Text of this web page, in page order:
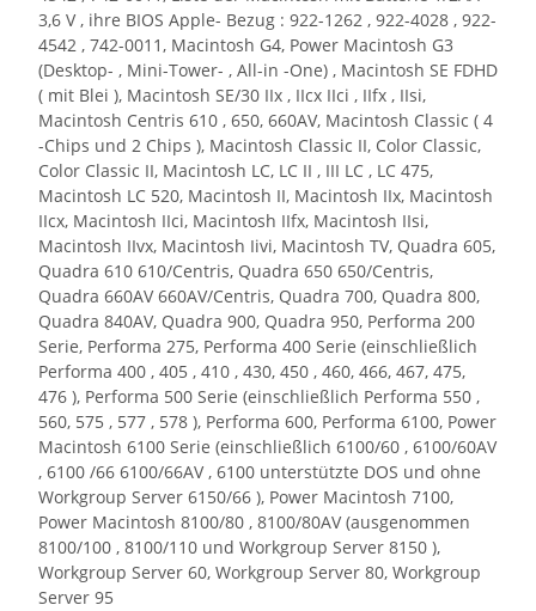
3,6 V , ihre BIOS Apple- Bezug : 922-1262 , 922-4028 , 922-
4542 , 742-0011, Macintosh G4, Power Macintosh G3
(Desktop- , Mini-Tower- , All-in -One) , Macintosh SE FDHD
( mit Blei ), Macintosh SE/30 IIx , IIcx IIci , IIfx , IIsi,
Macintosh Centris 610 , 650, 660AV, Macintosh Classic ( 4
-Chips und 2 Chips ), Macintosh Classic II, Color Classic,
Color Classic II, Macintosh LC, LC II , III LC , LC 475,
Macintosh LC 520, Macintosh II, Macintosh IIx, Macintosh
IIcx, Macintosh IIci, Macintosh IIfx, Macintosh IIsi,
Macintosh IIvx, Macintosh Iivi, Macintosh TV, Quadra 605,
Quadra 610 610/Centris, Quadra 650 650/Centris,
Quadra 660AV 660AV/Centris, Quadra 700, Quadra 800,
Quadra 840AV, Quadra 900, Quadra 950, Performa 200
Serie, Performa 275, Performa 400 Serie (einschließlich
Performa 400 , 405 , 410 , 430, 450 , 460, 466, 467, 475,
476 ), Performa 500 Serie (einschließlich Performa 550 ,
560, 575 , 577 , 578 ), Performa 600, Performa 6100, Power
Macintosh 6100 Serie (einschließlich 6100/60 , 6100/60AV
, 6100 /66 6100/66AV , 6100 unterstützte DOS und ohne
Workgroup Server 6150/66 ), Power Macintosh 7100,
Power Macintosh 8100/80 , 8100/80AV (ausgenommen
8100/100 , 8100/110 und Workgroup Server 8150 ),
Workgroup Server 60, Workgroup Server 80, Workgroup
Server 95